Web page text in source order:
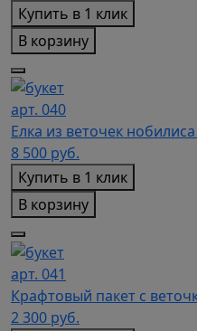
Купить в 1 клик
В корзину
арт. 040
Елка из веточек
8 500 руб.
Купить в 1 клик
В корзину
арт. 041
Крафтовый пакет с
2 300 руб.